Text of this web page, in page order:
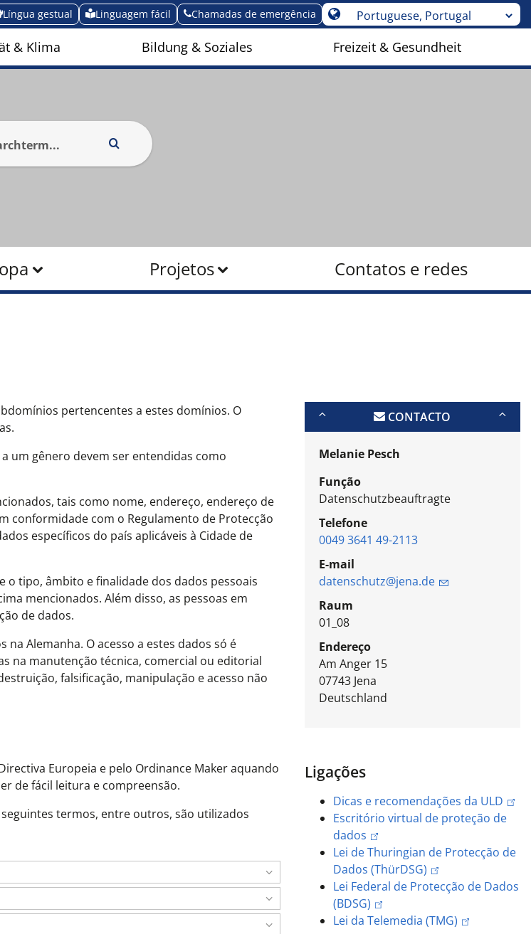
Língua gestual Linguagem fácil Chamadas de emergência
& Klima Bildung & Soziales Freizeit & Gesundheit
Projetos Contatos e redes
pertencentes a estes domínios. O
um gênero devem ser entendidas como
tais como nome, endereço, endereço de
conformidade com o Regulamento de Protecção
específicos do país aplicáveis à Cidade de
tipo, âmbito e finalidade dos dados pessoais
mencionados. Além disso, as pessoas em
de dados.
Alemanha. O acesso a estes dados só é
na manutenção técnica, comercial ou editorial
falsificação, manipulação e acesso não
Europeia e pelo Ordinance Maker aquando
de fácil leitura e compreensão.
termos, entre outros, são utilizados
CONTACTO
Melanie Pesch
Função
Datenschutzbeauftragte
Telefone
0049 3641 49-2113
E-mail
datenschutz@jena.de
Raum
01_08
Endereço
Am Anger 15
07743 Jena
Deutschland
Ligações
Dicas e recomendações da ULD
Escritório virtual de proteção de
dados
Lei de Thuringian de Protecção de
Dados (ThürDSG)
Lei Federal de Protecção de Dados
(BDSG)
Lei da Telemedia (TMG)